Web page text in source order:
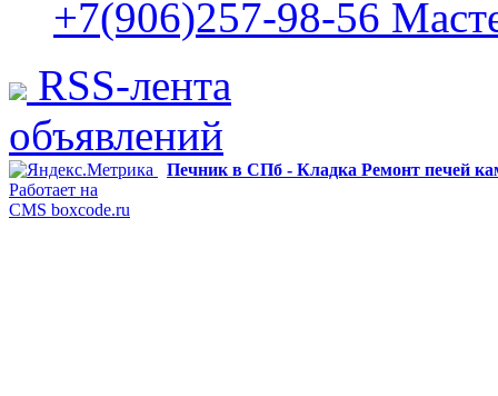
+7(906)257-98-56
RSS-лента
объявлений
Печник в СПб - Кладка Ремонт печей
Работает на
CMS boxcode.ru